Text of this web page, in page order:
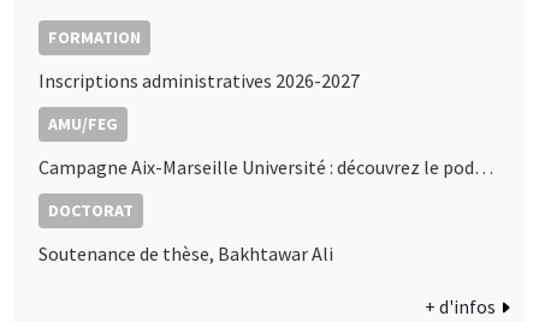
FORMATION
Inscriptions administratives 2026-2027
AMU/FEG
Campagne Aix-Marseille Université : découvrez le podcast de Marc Sangnier
DOCTORAT
Soutenance de thèse, Bakhtawar Ali
+ d'infos